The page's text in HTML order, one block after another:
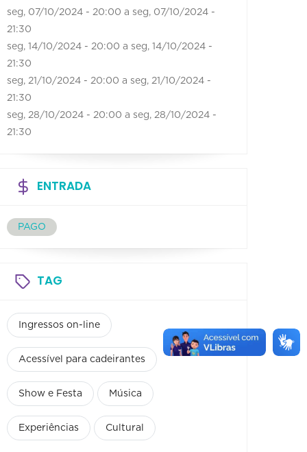
seg, 07/10/2024 - 20:00 a seg, 07/10/2024 -
21:30
seg, 14/10/2024 - 20:00 a seg, 14/10/2024 -
21:30
seg, 21/10/2024 - 20:00 a seg, 21/10/2024 -
21:30
seg, 28/10/2024 - 20:00 a seg, 28/10/2024 -
21:30
ENTRADA
PAGO
TAG
Ingressos on-line
Acessível para cadeirantes
Show e Festa Música
Experiências Cultural